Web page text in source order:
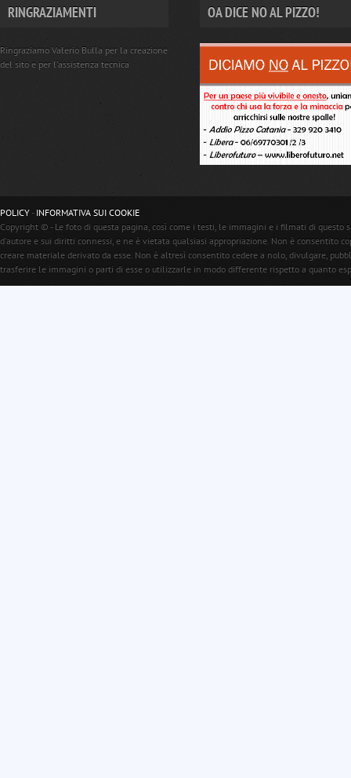
RINGRAZIAMENTI
Ringraziamo Valerio Bulla per la creazione
del sito e per l'assistenza tecnica
OA DICE NO AL PIZZO!
POLICY- INFORMATIVA SUI COOKIE
Copyright © - Le foto di questa pagina, così come i testi, le immagini e i filmati di
d'autore e sui diritti connessi, e ne è vietata qualsiasi appropriazione. Non è consentito
creare materiale derivato da esse. Non è altresì consentito cedere a nolo, divulgare,
trasferire le immagini o parti di esse o utilizzarle in modo differente rispetto a quanto